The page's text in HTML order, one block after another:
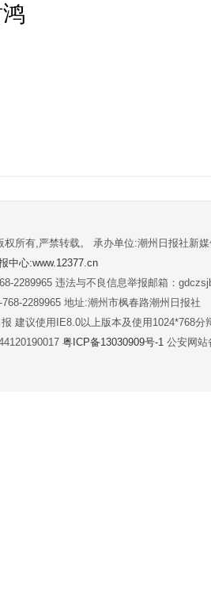
所有,严禁转载。 承办单位:潮州日报社新
中心:www.12377.cn
2289965 违法与不良信息举报邮箱：
2289965 地址:潮州市枫春路潮州日报社
建议使用IE8.0以上版本及使用1024*768分
粤ICP备13030909号-1 公安网站